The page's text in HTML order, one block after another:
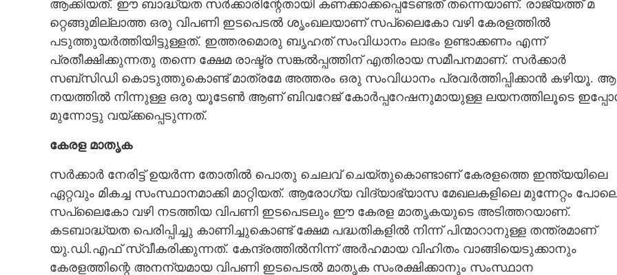
ആക്കിയത്. ഈ ബാദ്ധ്യത സർക്കാരിന്റേതായി കണക്കാക്കപ്പെടേണ്ടത് തന്നെയാണ്. രാജ്യത്ത് മ
റ്റെങ്ങുമില്ലാത്ത ഒരു വിപണി ഇടപെടൽ ശൃംഖലയാണ് സപ്ലൈകോ വഴി കേരളത്തിൽ
പടുത്തുയർത്തിയിട്ടുള്ളത്. ഇത്തരമൊരു ബൃഹത് സംവിധാനം ലാഭം ഉണ്ടാക്കണം എന്ന്
പ്രതീക്ഷിക്കുന്നതു തന്നെ ക്ഷേമ രാഷ്ട്ര സങ്കൽപ്പത്തിന് എതിരായ സമീപനമാണ്. സർക്കാർ
സബ്സിഡി കൊടുത്തുകൊണ്ട് മാത്രമേ അത്തരം ഒരു സംവിധാനം പ്രവർത്തിപ്പിക്കാൻ കഴിയൂ. ആ
നയത്തിൽ നിന്നുള്ള ഒരു യൂടേൺ ആണ് ബിവറേജ് കോർപ്പറേഷനുമായുള്ള ലയനത്തിലൂടെ
മുന്നോട്ടു വയ്ക്കപ്പെടുന്നത്.
കേരള മാതൃക
സർക്കാർ നേരിട്ട് ഉയർന്ന തോതിൽ പൊതു ചെലവ് ചെയ്തുകൊണ്ടാണ് കേരളത്തെ ഇന്ത്യയിലെ
ഏറ്റവും മികച്ച സംസ്ഥാനമാക്കി മാറ്റിയത്. ആരോഗ്യ വിദ്യാഭ്യാസ മേഖലകളിലെ മുന്നേറ്റം
സപ്ലൈകോ വഴി നടത്തിയ വിപണി ഇടപെടലും ഈ കേരള മാതൃകയുടെ അടിത്തറയാണ്.
കടബാദ്ധ്യത പെരിപ്പിച്ചു കാണിച്ചുകൊണ്ട് ക്ഷേമ പദ്ധതികളിൽ നിന്ന് പിന്മാറാനുള്ള തന്ത്രമാണ്
യു.ഡി.എഫ് സ്വീകരിക്കുന്നത്. കേന്ദ്രത്തിൽനിന്ന് അർഹമായ വിഹിതം വാങ്ങിയെടുക്കാനും
കേരളത്തിന്റെ അനന്യമായ വിപണി ഇടപെടൽ മാതൃക സംരക്ഷിക്കാനും സംസ്ഥാന